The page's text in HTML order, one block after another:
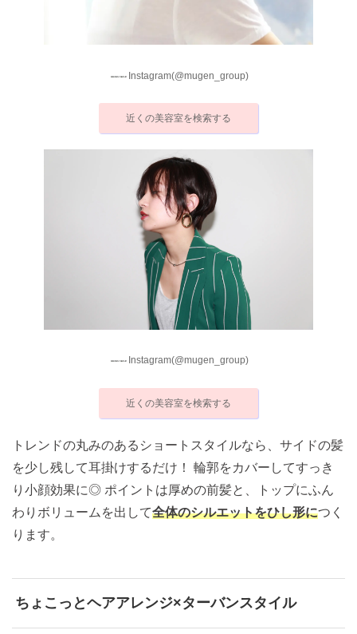
Instagram(@mugen_group)
近くの美容室を検索する
Instagram(@mugen_group)
近くの美容室を検索する
トレンドの丸みのあるショートスタイルなら、サイドの髪
を少し残して耳掛けするだけ！ 輪郭をカバーしてすっき
り小顔効果に◎ ポイントは厚めの前髪と、トップにふん
わりボリュームを出して全体のシルエットをひし形につく
ります。
ちょこっとヘアアレンジ×ターバンスタイル